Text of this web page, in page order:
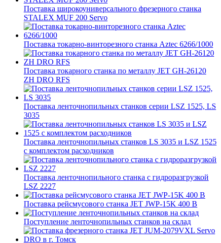
Поставка широкоуниверсального фрезерного станка
STALEX MUF 200 Servo
Поставка токарно-винторезного станка Aztec 6266/1000
Поставка токарного станка по металлу JET GH-26120
ZH DRO RFS
Поставка ленточнопильных станков серии LSZ 1525, LS
3035
Поставка ленточнопильных станков LS 3035 и LSZ 1525
с комплектом расходников
Поставка ленточнопильного станка c гидроразгрузкой
LSZ 2227
Поставка рейсмусового станка JET JWP-15K 400 В
Поступление ленточнопильных станков на склад